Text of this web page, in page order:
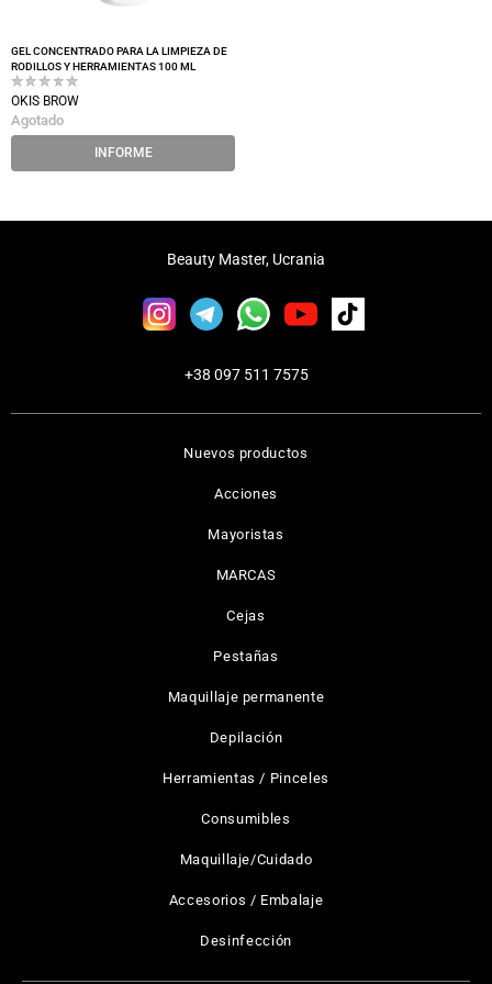
GEL CONCENTRADO PARA LA LIMPIEZA DE
RODILLOS Y HERRAMIENTAS 100 ML
OKIS BROW
Agotado
INFORME
Nuevos productos
Acciones
Mayoristas
MARCAS
Cejas
Pestañas
Maquillaje permanente
Depilación
Herramientas / Pinceles
Consumibles
Maquillaje/Cuidado
Accesorios / Embalaje
Desinfección
Beauty Master, Ucrania
+38 097 511 7575